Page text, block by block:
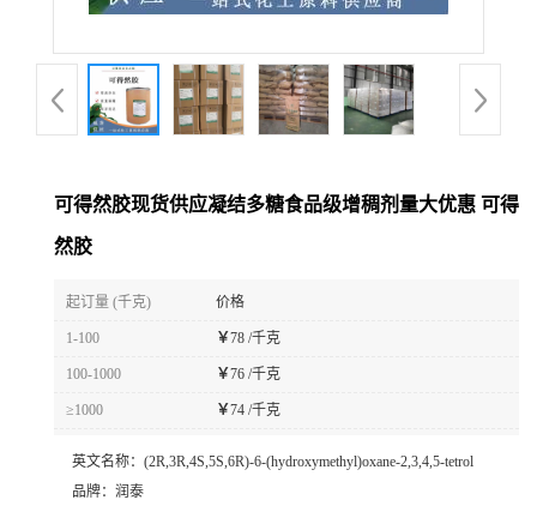
可得然胶现货供应凝结多糖食品级增稠剂量大优惠 可得
然胶
起订量 (千克) 价格
1-100 ￥78 /千克
100-1000 ￥76 /千克
≥1000 ￥74 /千克
英文名称： (2R,3R,4S,5S,6R)-6-(hydroxymethyl)oxane-2,3,4,5-tetrol
品牌： 润泰